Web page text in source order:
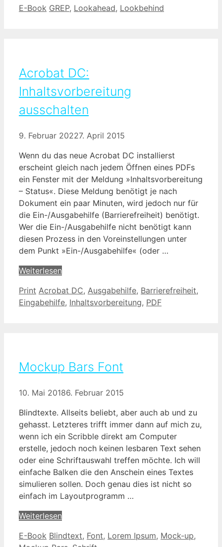
Kategorien
E-Book Schlagwörter
GREP, Lookahead, Lookbehind
Acrobat DC:
Inhaltsvorbereitung
ausschalten
9. Februar 20227. April 2015
Wenn du das neue Acrobat DC installierst
erscheint gleich nach jedem Öffnen eines PDFs
ein Fenster mit der Meldung »Inhaltsvorbereitung
– Status«. Diese Meldung benötigt je nach
Dokument ein paar Minuten, wird jedoch nur für
die Ein-/Ausgabehilfe (Barrierefreiheit) benötigt.
Wer die Ein-/Ausgabehilfe nicht benötigt kann
diesen Prozess in den Voreinstellungen unter
dem Punkt »Ein-/Ausgabehilfe« (oder …
Weiterlesen
Kategorien
Print Schlagwörter
Acrobat DC, Ausgabehilfe, Barrierefreiheit,
Eingabehilfe, Inhaltsvorbereitung, PDF
Mockup Bars Font
10. Mai 20186. Februar 2015
Blindtexte. Allseits beliebt, aber auch ab und zu
gehasst. Letzteres trifft immer dann auf mich zu,
wenn ich ein Scribble direkt am Computer
erstelle, jedoch noch keinen lesbaren Text sehen
oder eine Schriftauswahl treffen möchte. Ich will
einfache Balken die den Anschein eines Textes
simulieren sollen. Doch genau dies ist nicht so
einfach im Layoutprogramm …
Weiterlesen
Kategorien
E-Book Schlagwörter
Blindtext, Font, Lorem Ipsum, Mock-up,